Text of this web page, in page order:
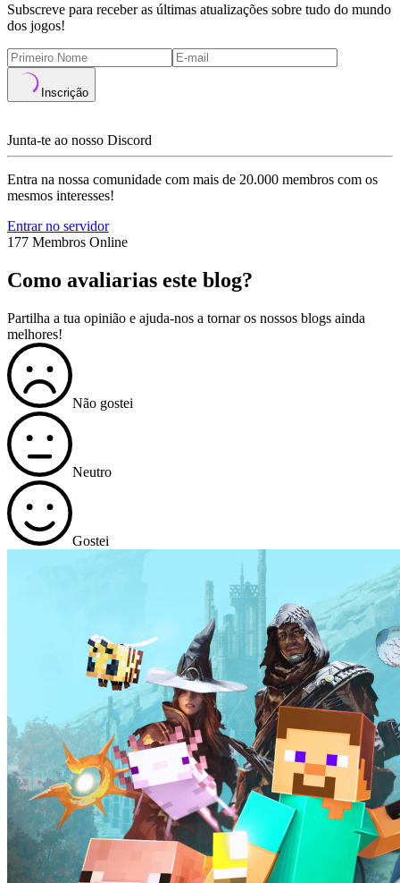
Subscreve para receber as últimas atualizações sobre tudo do mundo
dos jogos!
Inscrição
Junta-te ao nosso Discord
Entra na nossa comunidade com mais de 20.000 membros com os
mesmos interesses!
Entrar no servidor
177 Membros Online
Como avaliarias este blog?
Partilha a tua opinião e ajuda-nos a tornar os nossos blogs ainda
melhores!
Não gostei
Neutro
Gostei